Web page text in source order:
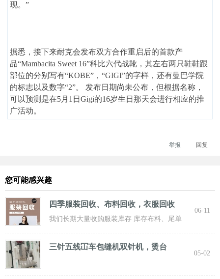
现。”
据悉，接下来耐克会发布双方合作重启后的首款产
品“Mambacita Sweet 16”科比六代战靴，其左右两只鞋鞋跟
部位的分别写有“KOBE”，“GIGI”的字样，还有曼巴学院
的标志以及数字“2”。 发布日期尚未公布，但根据名称，
可以预测是在5月1日Gigi的16岁生日那天会进行相应的推
广活动。
回复
举报
您可能感兴趣
四季服装回收、布料回收，衣服回收
我们长期大量收购服装库存 库存布料、尾单
服装，专业诚信共赢， 实力雄厚 ！ 长期面向
06-11
三针五线冚车包缝机双针机，烫台
05-02